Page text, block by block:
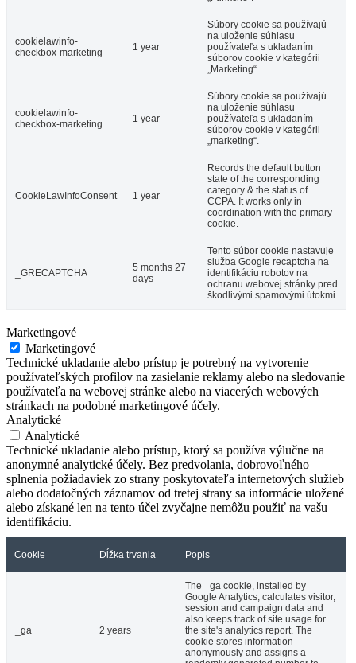
cookielawinfo-
checkbox-marketing
1 year
Súbory cookie sa používajú
na uloženie súhlasu
používateľa s ukladaním
súborov cookie v kategórii
„Marketing“.
cookielawinfo-
checkbox-marketing
1 year
Súbory cookie sa používajú
na uloženie súhlasu
používateľa s ukladaním
súborov cookie v kategórii
„marketing“.
CookieLawInfoConsent 1 year
Records the default button
state of the corresponding
category & the status of
CCPA. It works only in
coordination with the primary
cookie.
_GRECAPTCHA
5 months 27
days
Tento súbor cookie nastavuje
služba Google recaptcha na
identifikáciu robotov na
ochranu webovej stránky pred
škodlivými spamovými útokmi.
Marketingové
Marketingové
Technické ukladanie alebo prístup je potrebný na vytvorenie
používateľských profilov na zasielanie reklamy alebo na sledovanie
používateľa na webovej stránke alebo na viacerých webových
stránkach na podobné marketingové účely.
Analytické
Analytické
Technické ukladanie alebo prístup, ktorý sa používa výlučne na
anonymné analytické účely. Bez predvolania, dobrovoľného
splnenia požiadaviek zo strany poskytovateľa internetových služieb
alebo dodatočných záznamov od tretej strany sa informácie uložené
alebo získané len na tento účel zvyčajne nemôžu použiť na vašu
identifikáciu.
Cookie Dĺžka trvania Popis
_ga 2 years
The _ga cookie, installed by
Google Analytics, calculates visitor,
session and campaign data and
also keeps track of site usage for
the site's analytics report. The
cookie stores information
anonymously and assigns a